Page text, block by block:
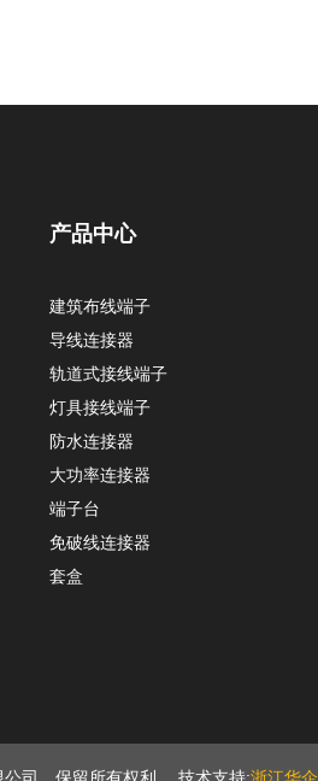
产品中心
建筑布线端子
导线连接器
轨道式接线端子
灯具接线端子
防水连接器
大功率连接器
端子台
免破线连接器
套盒